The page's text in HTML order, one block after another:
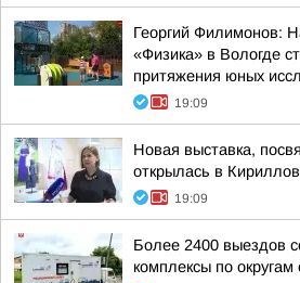
Георгий Филимонов:
«Физика» в Вологде
притяжения юных
19:09
Новая выставка,
открылась в
19:09
Более 2400 выездов
комплексы по округам